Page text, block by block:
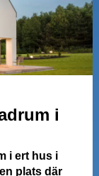
i
i ert hus i
plats där